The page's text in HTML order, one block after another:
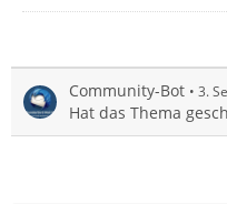
Community-Bot 3.
Hat das Thema